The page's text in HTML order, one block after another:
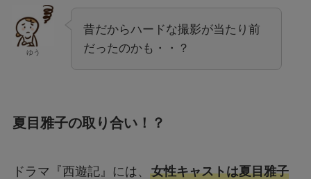
ゆう
昔だからハードな撮影が当たり前
だったのかも・・？
夏目雅子の取り合い！？
ドラマ『西遊記』には、 女性キャストは夏目雅子